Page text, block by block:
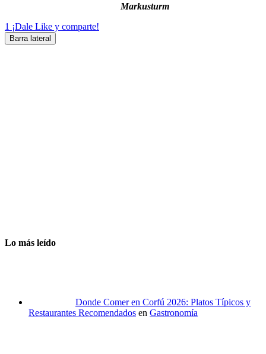
Markusturm
1 ¡Dale Like y comparte!
Barra lateral
Lo más leído
Donde Comer en Corfú 2026: Platos Típicos y
Restaurantes Recomendados en Gastronomía